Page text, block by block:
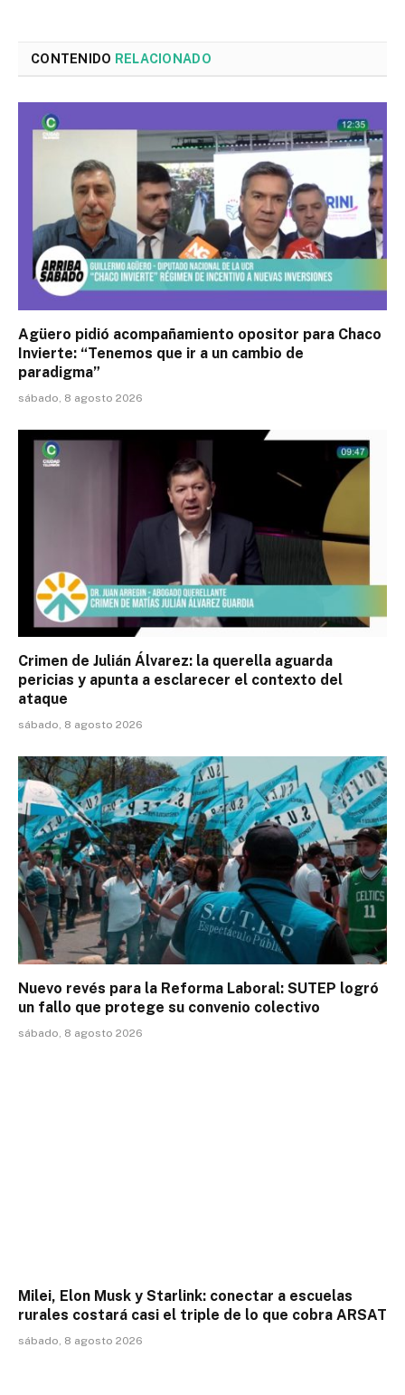
CONTENIDO RELACIONADO
Agüero pidió acompañamiento opositor para Chaco
Invierte: “Tenemos que ir a un cambio de
paradigma”
sábado, 8 agosto 2026
Crimen de Julián Álvarez: la querella aguarda
pericias y apunta a esclarecer el contexto del
ataque
sábado, 8 agosto 2026
Nuevo revés para la Reforma Laboral: SUTEP logró
un fallo que protege su convenio colectivo
sábado, 8 agosto 2026
Milei, Elon Musk y Starlink: conectar a escuelas
rurales costará casi el triple de lo que cobra ARSAT
sábado, 8 agosto 2026